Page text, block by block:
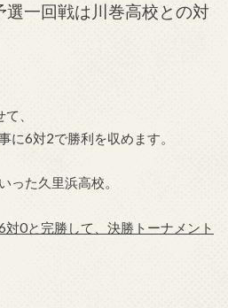
一回戦は川巻高校との対
、
に6対2で勝利を収めます。
った久里浜高校。
0と完勝して、決勝トーナメント